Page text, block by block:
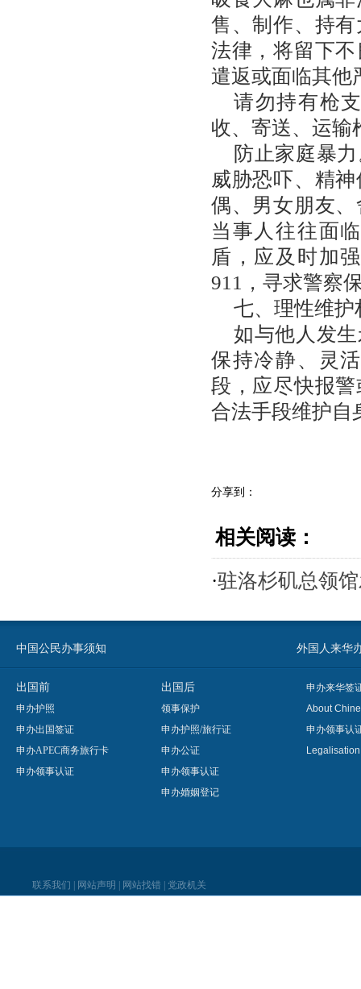
售、制作、持
法律，将留下
遣返或面临其他
请勿持有枪
收、寄送、运输
防止家庭暴
威胁恐吓、精
偶、男女朋友
当事人往往面
盾，应及时加
911，寻求警察
七、理性维护
如与他人发
保持冷静、灵
段，应尽快报
合法手段维护自
分享到：
相关阅读：
·驻洛杉矶总领
中国公民办事须知 外国人来华
出国前
申办护照
申办出国签证
申办APEC商务旅行卡
申办领事认证
出国后
领事保护
申办护照/旅行证
申办公证
申办领事认证
申办婚姻登记
申办来华签
About
申办领事认
联系我们 网站声明 网站找错 党政机关